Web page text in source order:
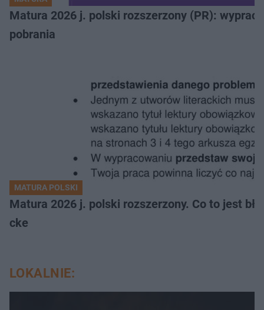
Matura 2026 j. polski rozszerzony (PR):
pobrania
MATURA POLSKI
Matura 2026 j. polski rozszerzony. Co to jest
cke
LOKALNIE: